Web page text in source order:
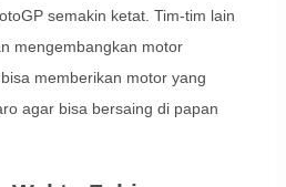
semakin ketat. Tim-tim lain
mengembangkan motor
memberikan motor yang
agar bisa bersaing di papan